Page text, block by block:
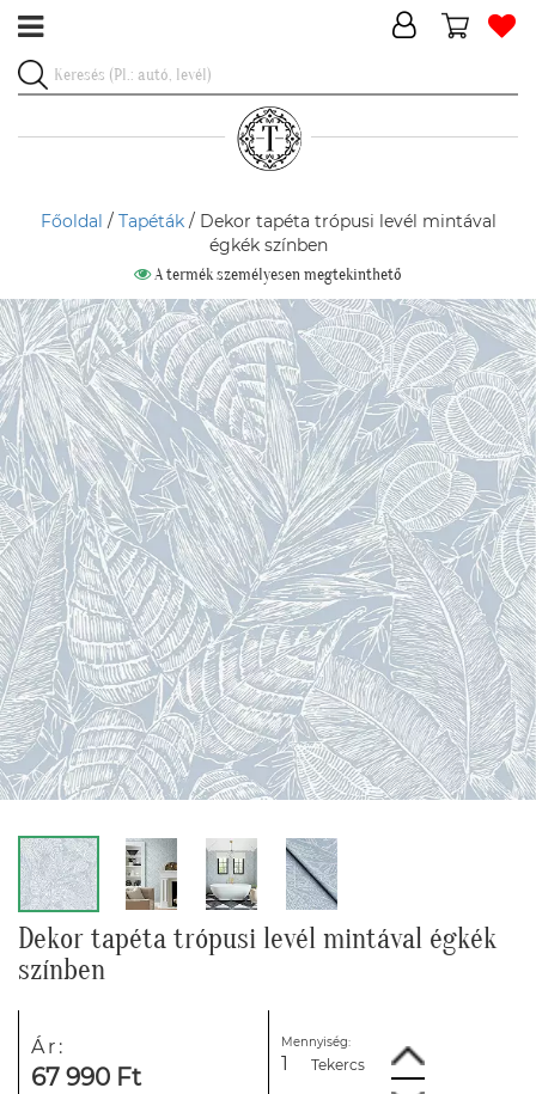
Főoldal / Tapéták/ Dekor tapéta trópusi levél mintával
égkék színben
A termék személyesen megtekinthető
Dekor tapéta trópusi levél mintával égkék
színben
Ár:
67 990 Ft
Mennyiség:
Tekercs